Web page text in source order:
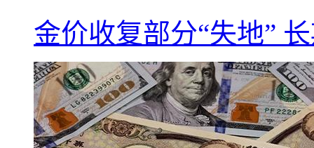
金价收复部分“失地”